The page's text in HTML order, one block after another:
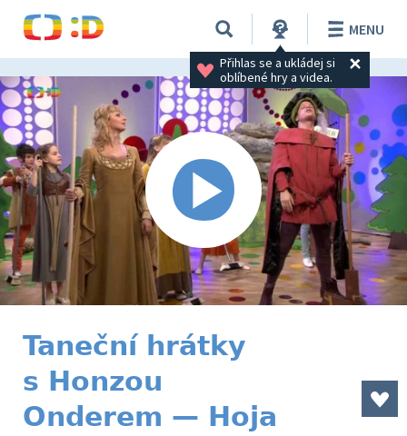
Přihlas se a ukládej si
oblíbené hry a videa.
MENU
Taneční hrátky
s Honzou
Onderem — Hoja